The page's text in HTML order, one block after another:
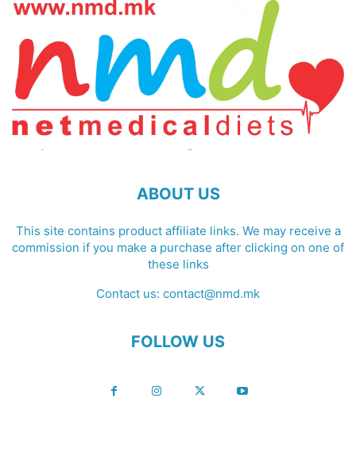
ABOUT US
This site contains product affiliate links. We may receive a
commission if you make a purchase after clicking on one of
these links
Contact us: contact@nmd.mk
FOLLOW US